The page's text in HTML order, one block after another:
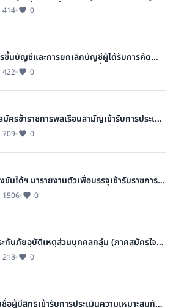
นที่ 22 ประจำปีงบประมาณ พ.ศ.
414 0
นิติกรปฏิบัติการ ของกรมที่ดิน
422 0
นแต่งตั้งให้ดำรงตำแหน่งประเภทวิชาการ
รพิเศษ ตำแหน่งนักวิชาการพัสดุชำนาญการ
709 0
1506 0
- 2570
218 0